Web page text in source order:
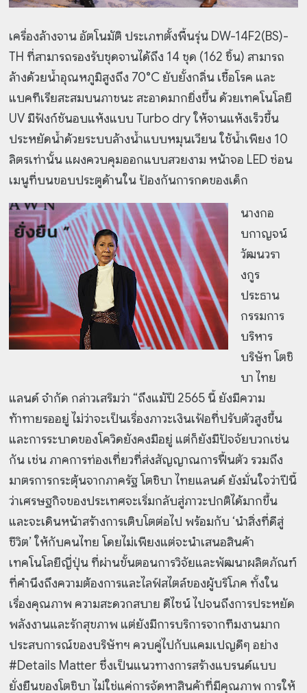
เครื่องล้างจาน อัตโนมัติ ประเภทตั้งพื้นรุ่น DW-14F2(BS)-
TH ที่สามารถรองรับชุดจานได้ถึง 14 ชุด (162 ชิ้น) สามารถ
ล้างด้วยน้ำอุณหภูมิสูงถึง 70°C ยับยั้งกลิ่น เชื้อโรค และ
แบคทีเรียสะสมบนภาชนะ สะอาดมากยิ่งขึ้น ด้วยเทคโนโลยี
UV มีฟังก์ชันอบแห้งแบบ Turbo dry ให้จานแห้งเร็วขึ้น
ประหยัดน้ำด้วยระบบล้างน้ำแบบหมุนเวียน ใช้น้ำเพียง 10
ลิตรเท่านั้น แผงควบคุมออกแบบสวยงาม หน้าจอ LED ซ่อน
เมนูที่บนขอบประตูด้านใน ป้องกันการกดของเด็ก
นางกอ
บกาญจน์
วัฒนวรา
งกูร
ประธาน
กรรมการ
บริหาร
บริษัท โตชิ
บา ไทย
แลนด์ จำกัด กล่าวเสริมว่า “ถึงแม้ปี 2565 นี้ ยังมีความ
ท้าทายรออยู่ ไม่ว่าจะเป็นเรื่องภาวะเงินเฟ้อที่ปรับตัวสูงขึ้น
และการระบาดของโควิดยังคงมีอยู่ แต่ก็ยังมีปัจจัยบวกเช่น
กัน เช่น ภาคการท่องเที่ยวที่ส่งสัญญาณการฟื้นตัว รวมถึง
มาตรการกระตุ้นจากภาครัฐ โตชิบา ไทยแลนด์ ยังมั่นใจว่าปีนี้
ว่าเศรษฐกิจของประเทศจะเริ่มกลับสู่ภาวะปกติได้มากขึ้น
และจะเดินหน้าสร้างการเติบโตต่อไป พร้อมกับ ‘นำสิ่งที่ดีสู่
ชีวิต’ ให้กับคนไทย โดยไม่เพียงแต่จะนำเสนอสินค้า
เทคโนโลยีญี่ปุ่น ที่ผ่านขั้นตอนการวิจัยและพัฒนาผลิตภัณฑ์
ที่คำนึงถึงความต้องการและไลฟ์สไตล์ของผู้บริโภค ทั้งใน
เรื่องคุณภาพ ความสะดวกสบาย ดีไซน์ ไปจนถึงการประหยัด
พลังงานและรักสุขภาพ แต่ยังมีการบริการจากทีมงานมาก
ประสบการณ์ของบริษัทฯ ควบคู่ไปกับแคมเปญดีๆ อย่าง
#Details Matter ซึ่งเป็นแนวทางการสร้างแบรนด์แบบ
ยั่งยืนของโตชิบา ไม่ใช่แค่การจัดหาสินค้าที่มีคุณภาพ การให้